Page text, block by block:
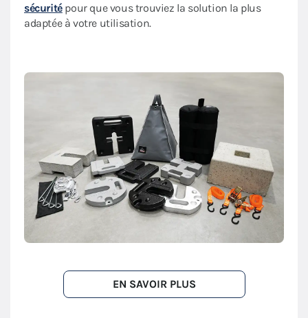
sécuritépour que vous trouviez la solution la plus
adaptée à votre utilisation.
EN SAVOIR PLUS